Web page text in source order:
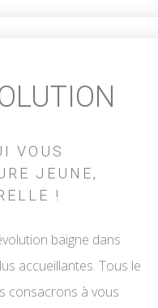
VOUS
JEUNE,
!
baigne dans
accueillantes. Tous le
consacrons à vous